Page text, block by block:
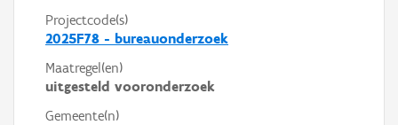
Projectcode(s)
2025F78 - bureauonderzoek
Maatregel(en)
uitgesteld vooronderzoek
Gemeente(n)